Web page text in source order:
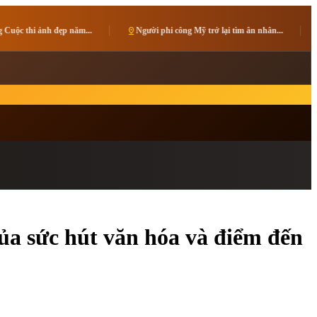
pin_dropNgười phi công Mỹ trở lại tìm ân nhân... pin_dropTạp chí Vietnam
sức hút văn hóa và điểm đến